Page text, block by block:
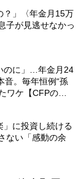
？」〈年金月15万
子が見逃せなかっ
のに」…年金月24
音。毎年恒例“孫
ワケ【CFPの助
」に投資し続ける
ない「感動の余